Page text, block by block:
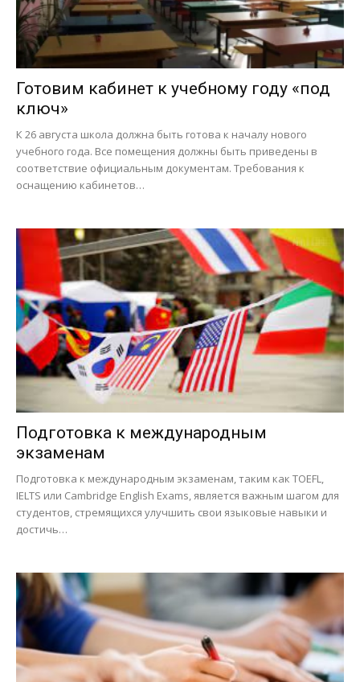
Готовим кабинет к учебному году «под
ключ»
К 26 августа школа должна быть готова к началу нового
учебного года. Все помещения должны быть приведены в
соответствие официальным документам. Требования к
оснащению кабинетов…
Подготовка к международным
экзаменам
Подготовка к международным экзаменам, таким как TOEFL,
IELTS или Cambridge English Exams, является важным шагом для
студентов, стремящихся улучшить свои языковые навыки и
достичь…